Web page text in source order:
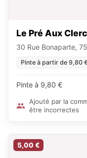
Le Pré Aux
30 Rue Bonaparte,
Pinte à partir de 9,80
Pinte à 9,80 €
Ajouté par la
être incorrectes
5,00 €